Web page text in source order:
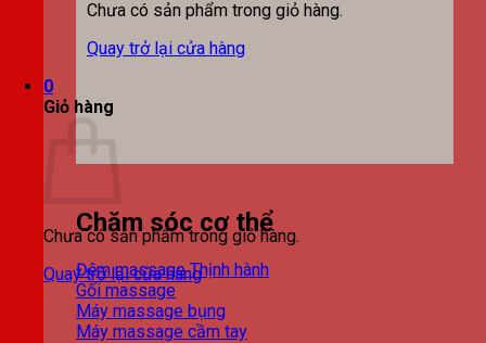
Chưa có sản phẩm trong giỏ hàng.
Quay trở lại cửa hàng
0
Giỏ hàng
Chưa có sản phẩm trong giỏ hàng.
Quay trở lại cửa hàng
Chăm sóc cơ thể
Đệm massage
Gối massage
Máy massage bụng
Máy massage cầm tay